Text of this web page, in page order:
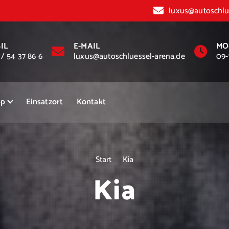
54 37 86 6
E-MAIL
luxus@autoschluessel-arena.de
Einsatzort Kontakt
Start Kia
Kia